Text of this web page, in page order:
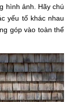
hình ảnh. Hãy chú
yếu tố khác nhau
góp vào toàn thể